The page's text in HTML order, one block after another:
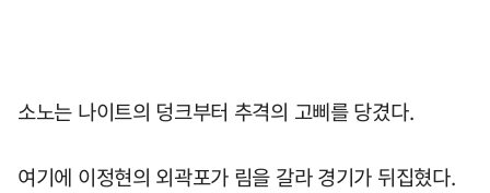
소노는 나이트의 덩크부터 추격의 고삐를 당겼다.
여기에 이정현의 외곽포가 림을 갈라 경기가 뒤집혔다.